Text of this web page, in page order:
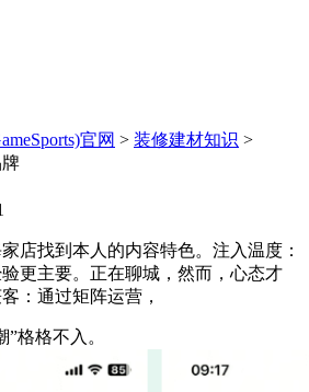
官网 > 装修建材知识 >
找到本人的内容特色。注入温度：
更主要。正在聊城，然而，心态才
：通过矩阵运营，
格不入。